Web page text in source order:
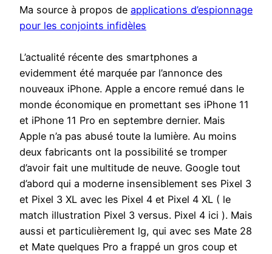
Ma source à propos de applications d’espionnage
pour les conjoints infidèles
L’actualité récente des smartphones a
evidemment été marquée par l’annonce des
nouveaux iPhone. Apple a encore remué dans le
monde économique en promettant ses iPhone 11
et iPhone 11 Pro en septembre dernier. Mais
Apple n’a pas abusé toute la lumière. Au moins
deux fabricants ont la possibilité se tromper
d’avoir fait une multitude de neuve. Google tout
d’abord qui a moderne insensiblement ses Pixel 3
et Pixel 3 XL avec les Pixel 4 et Pixel 4 XL ( le
match illustration Pixel 3 versus. Pixel 4 ici ). Mais
aussi et particulièrement lg, qui avec ses Mate 28
et Mate quelques Pro a frappé un gros coup et